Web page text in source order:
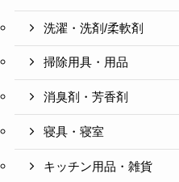
洗濯・洗剤/柔軟剤
掃除用具・用品
消臭剤・芳香剤
寝具・寝室
キッチン用品・雑貨